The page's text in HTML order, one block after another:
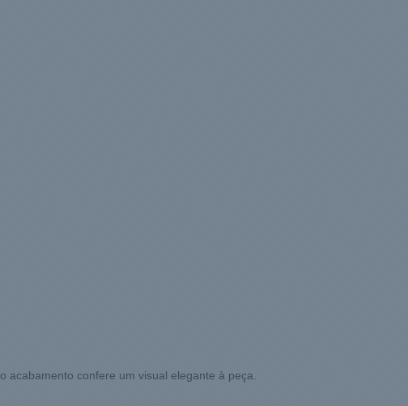
confere um visual elegante à peça.